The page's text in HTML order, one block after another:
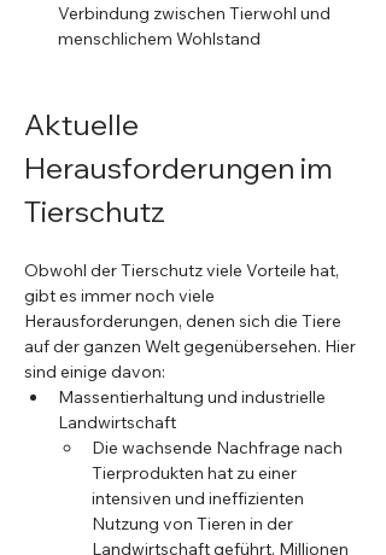
Verbindung zwischen Tierwohl und
menschlichem Wohlstand
Aktuelle
Herausforderungen im
Tierschutz
Obwohl der Tierschutz viele Vorteile hat,
gibt es immer noch viele
Herausforderungen, denen sich die Tiere
auf der ganzen Welt gegenübersehen. Hier
sind einige davon:
Massentierhaltung und industrielle
Landwirtschaft
Die wachsende Nachfrage nach
Tierprodukten hat zu einer
intensiven und ineffizienten
Nutzung von Tieren in der
Landwirtschaft geführt. Millionen